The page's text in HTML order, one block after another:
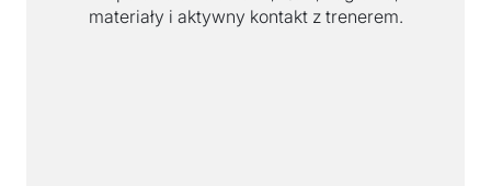
materiały i aktywny kontakt z trenerem.